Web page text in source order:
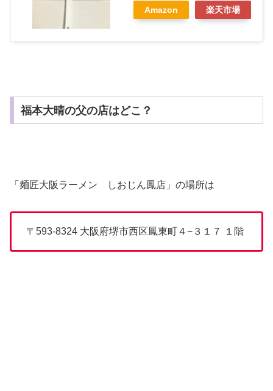
Amazon 楽天市場
福本大晴の父の店はどこ？
「麺匠大阪ラーメン しおじん鳳店」の場所は
〒593-8324 大阪府堺市西区鳳東町４−３１７ １階